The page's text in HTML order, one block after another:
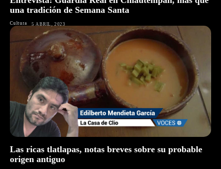
una tradición de Semana Santa
Cultura 5 ABRIL, 2023
Las ricas tlatlapas, notas breves sobre su probable
origen antiguo